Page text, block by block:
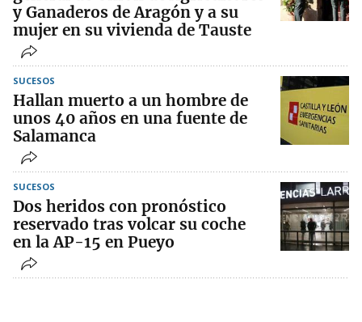
y Ganaderos de Aragón y a su
mujer en su vivienda de Tauste
SUCESOS
Hallan muerto a un hombre de
unos 40 años en una fuente de
Salamanca
SUCESOS
Dos heridos con pronóstico
reservado tras volcar su coche
en la AP-15 en Pueyo